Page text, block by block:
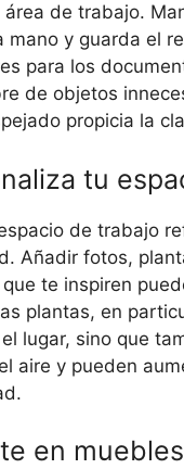
área de trabajo.
mano y guarda el
para los
de objetos
propicia la
tu
de trabajo
Añadir fotos,
te inspiren
plantas, en
lugar, sino que
aire y pueden
en